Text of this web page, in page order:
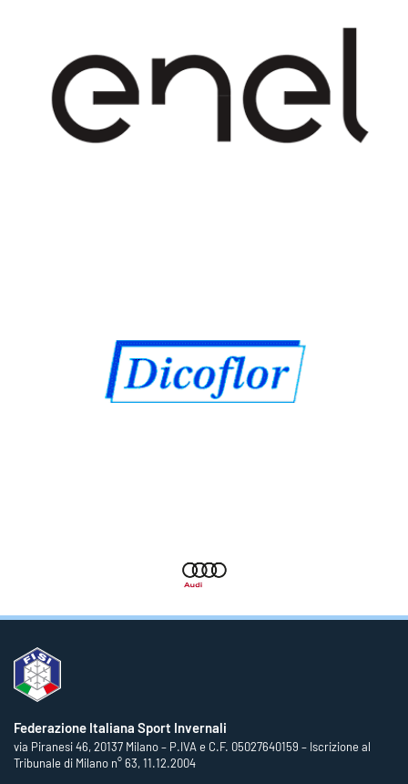
Federazione Italiana Sport Invernali
via Piranesi 46, 20137 Milano – P.IVA e C.F. 05027640159 – Iscrizione al
Tribunale di Milano n° 63, 11.12.2004